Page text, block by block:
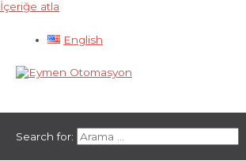
İçeriğe atla
English
Search for: